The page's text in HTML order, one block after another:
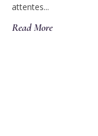
attentes...
Read More